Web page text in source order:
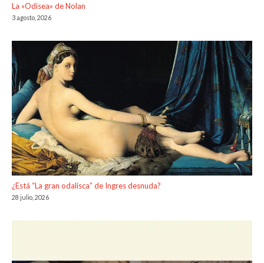
La «Odisea» de Nolan
3 agosto, 2026
¿Está “La gran odalisca” de Ingres desnuda?
28 julio, 2026